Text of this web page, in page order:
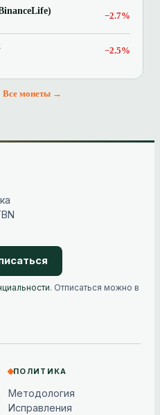
−2.7%
−2.5%
Все монеты →
. Отписаться можно в
ПОЛИТИКА
Методология
Исправления